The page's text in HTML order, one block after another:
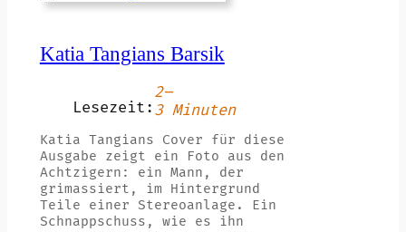
Katia Tangians Barsik
Lesezeit:
2–
3 Minuten
Katia Tangians Cover für diese
Ausgabe zeigt ein Foto aus den
Achtzigern: ein Mann, der
grimassiert, im Hintergrund
Teile einer Stereoanlage. Ein
Schnappschuss, wie es ihn